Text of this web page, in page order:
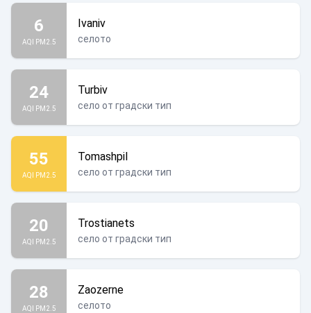
6
AQI PM2.5
Ivaniv
селото
24
AQI PM2.5
Turbiv
село от градски тип
55
AQI PM2.5
Tomashpil
село от градски тип
20
AQI PM2.5
Trostianets
село от градски тип
28
AQI PM2.5
Zaozerne
селото